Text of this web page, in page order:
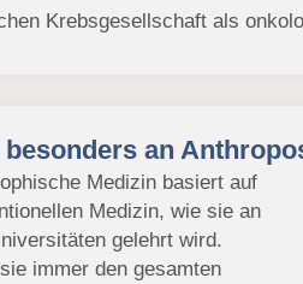
Krebsgesellschaft als
besonders an
Medizin basiert auf
Medizin, wie sie an
gelehrt wird.
immer den gesamten